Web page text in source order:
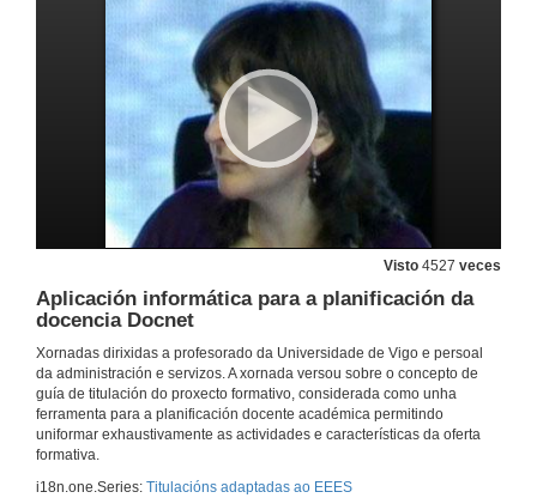
Visto 4527 veces
Aplicación informática para a planificación da
docencia Docnet
Xornadas dirixidas a profesorado da Universidade de Vigo e persoal
da administración e servizos. A xornada versou sobre o concepto de
guía de titulación do proxecto formativo, considerada como unha
ferramenta para a planificación docente académica permitindo
uniformar exhaustivamente as actividades e características da oferta
formativa.
i18n.one.Series: Titulacións adaptadas ao EEES